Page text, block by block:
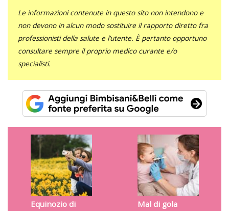
Le informazioni contenute in questo sito non intendono e
non devono in alcun modo sostituire il rapporto diretto fra
professionisti della salute e l’utente. È pertanto opportuno
consultare sempre il proprio medico curante e/o
specialisti.
Equinozio di
Mal di gola